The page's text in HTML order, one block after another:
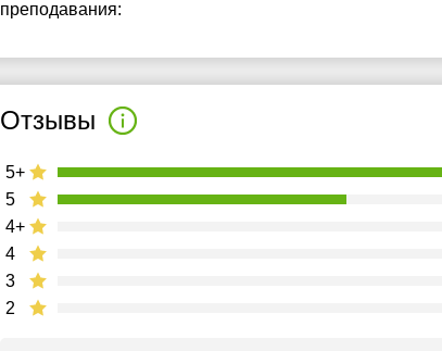
преподавания:
Отзывы
2
3
4
4+
5
5+